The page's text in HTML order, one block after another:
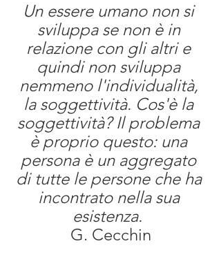
Un essere umano non si
sviluppa se non è in
relazione con gli altri e
quindi non sviluppa
nemmeno l'individualità,
la soggettività. Cos'è la
soggettività? Il problema
è proprio questo: una
persona è un aggregato
di tutte le persone che ha
incontrato nella sua
esistenza.
G. Cecchin